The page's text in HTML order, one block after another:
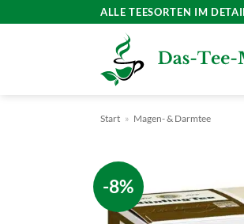
ALLE TEESORTEN IM
Start » Magen- & Darmtee
-8%